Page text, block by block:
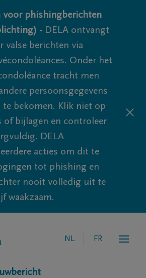
voor phishingberichten
- DELA ontvangt
valse berichten via
Onder het
tracht men
persoonsgegevens
te bekomen. Klik niet op
of bijlagen en controleer
DELA
acties om dit te
tot phishing en
nooit volledig uit te
waakzaam.
NL FR